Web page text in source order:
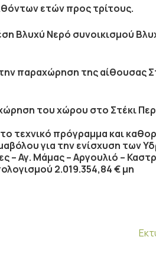
ετών προς τρίτους.
Βλυχύ Νερό συνοικισμού
παραχώρηση της αίθουσας
του χώρου στο Στέκι
τεχνικό πρόγραμμα και
για την ενίσχυση των
– Αγ. Μάμας – Αργουλιό –
2.019.354,84 € μη